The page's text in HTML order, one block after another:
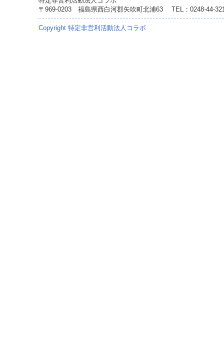
〒969-0203 福島県西白河郡矢吹町北浦63
TEL：0248-44-
Copyright 特定非営利活動法人コラボ